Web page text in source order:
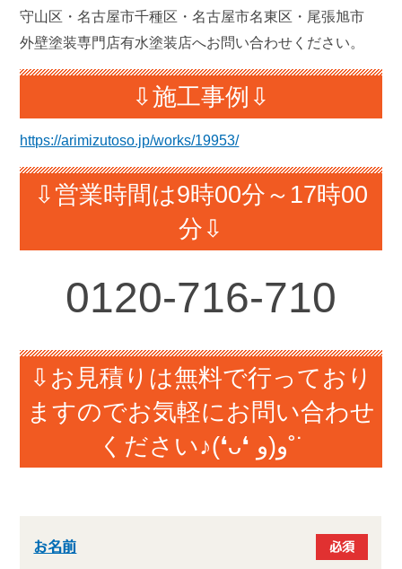
守山区・名古屋市千種区・名古屋市名東区・尾張旭市
外壁塗装専門店有水塗装店へお問い合わせください。
⇩施工事例⇩
https://arimizutoso.jp/works/19953/
⇩営業時間は9時00分～17時00
分⇩
0120-716-710
⇩お見積りは無料で行っており
ますのでお気軽にお問い合わせ
ください♪(❛ᴗ❛ و(و˚˙
お名前 必須